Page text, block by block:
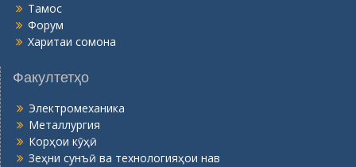
Тамос
Форум
Харитаи сомона
Факултетҳо
Электромеханика
Металлургия
Корҳои кӯҳӣ
Зеҳни сунъӣ ва технологияҳои нав